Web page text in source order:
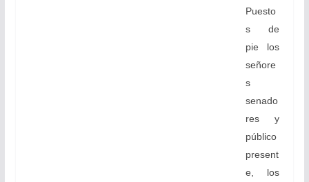
Puesto
s de
pie los
señore
s
senado
res y
público
present
e, los